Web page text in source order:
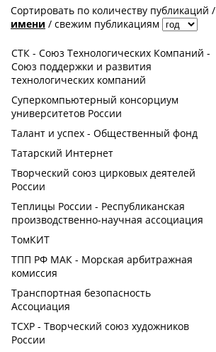
Сортировать по количеству публикаций /
имени / свежим публикациям
СТК - Союз Технологических Компаний -
Союз поддержки и развития
технологических компаний
Суперкомпьютерный консорциум
университетов России
Талант и успех - Общественный фонд
Татарский Интернет
Творческий союз цирковых деятелей
России
Теплицы России - Республиканская
производственно-научная ассоциация
ТомКИТ
ТПП РФ МАК - Морская арбитражная
комиссия
Транспортная безопасность
Ассоциация
ТСХР - Творческий союз художников
России